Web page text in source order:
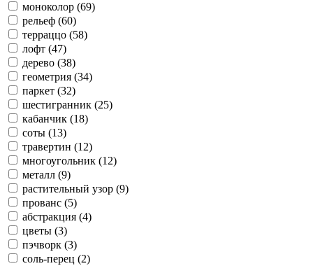
моноколор (69)
рельеф (60)
терраццо (58)
лофт (47)
дерево (38)
геометрия (34)
паркет (32)
шестигранник (25)
кабанчик (18)
соты (13)
травертин (12)
многоугольник (12)
металл (9)
растительный узор (9)
прованс (5)
абстракция (4)
цветы (3)
пэчворк (3)
соль-перец (2)